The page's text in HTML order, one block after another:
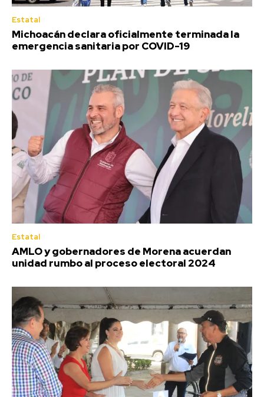
Estatal
Michoacán declara oficialmente terminada la
emergencia sanitaria por COVID-19
Estatal
AMLO y gobernadores de Morena acuerdan
unidad rumbo al proceso electoral 2024